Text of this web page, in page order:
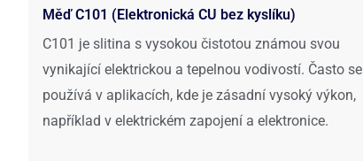
Měď C101 (Elektronická CU bez kyslíku)
C101 je slitina s vysokou čistotou známou svou
vynikající elektrickou a tepelnou vodivostí. Často se
používá v aplikacích, kde je zásadní vysoký výkon,
například v elektrickém zapojení a elektronice.